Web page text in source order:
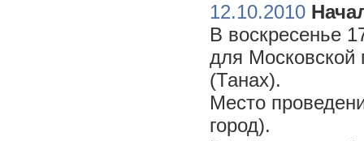
12.10.2010
В воскресенье
для Московской
(Танах).
Место
город).